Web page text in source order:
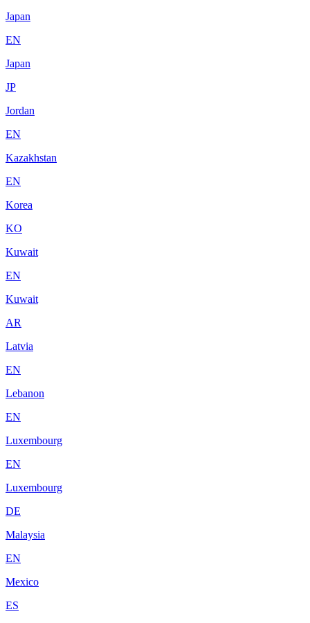
Japan
EN
Japan
JP
Jordan
EN
Kazakhstan
EN
Korea
KO
Kuwait
EN
Kuwait
AR
Latvia
EN
Lebanon
EN
Luxembourg
EN
Luxembourg
DE
Malaysia
EN
Mexico
ES